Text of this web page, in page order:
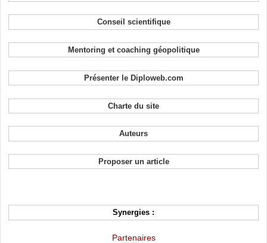
Conseil scientifique
Mentoring et coaching géopolitique
Présenter le Diploweb.com
Charte du site
Auteurs
Proposer un article
Synergies :
Partenaires